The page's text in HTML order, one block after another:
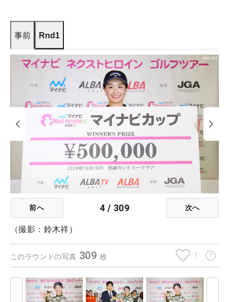
事前 Rnd1
前へ 4 / 309 次へ
（撮影：鈴木祥）
このラウンドの写真 309 枚 1